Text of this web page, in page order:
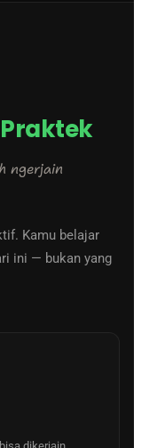
Praktek
ngerjain
Kamu belajar
ini — bukan yang
dikerjain.